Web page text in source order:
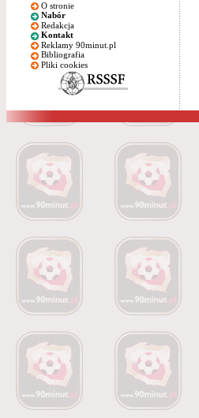
O stronie
Nabór
Redakcja
Kontakt
Reklamy 90minut.pl
Bibliografia
Pliki cookies